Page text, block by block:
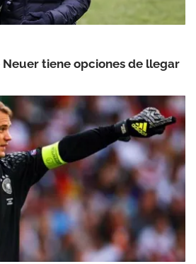
tiene opciones de llegar